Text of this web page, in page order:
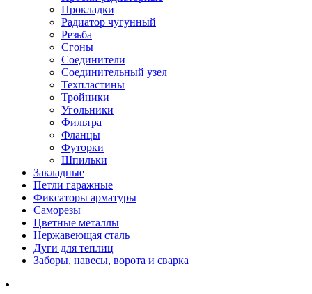
Прокладки
Радиатор чугунный
Резьба
Сгоны
Соединители
Соединительный узел
Техпластины
Тройники
Угольники
Фильтра
Фланцы
Футорки
Шпильки
Закладные
Петли гаражные
Фиксаторы арматуры
Саморезы
Цветные металлы
Нержавеющая сталь
Дуги для теплиц
Заборы, навесы, ворота и сварка